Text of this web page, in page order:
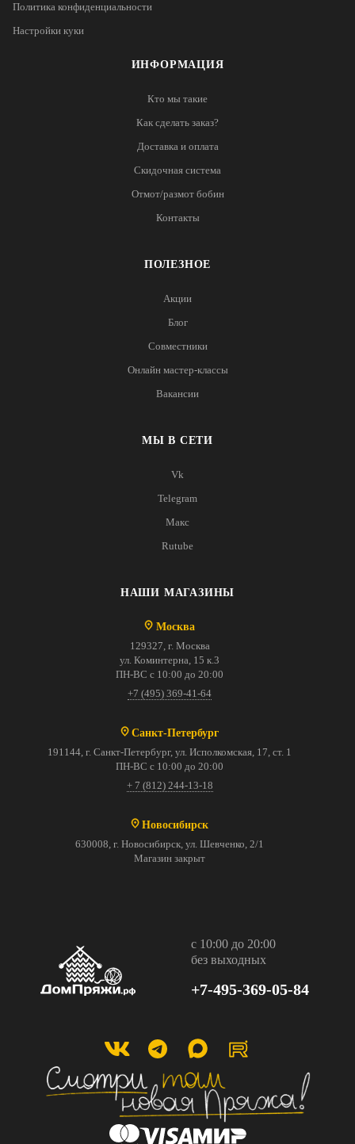
ИНФОРМАЦИЯ
Кто мы такие
Как сделать заказ?
Доставка и оплата
Скидочная система
Отмот/размот бобин
Контакты
ПОЛЕЗНОЕ
Акции
Блог
Совместники
Онлайн мастер-классы
Вакансии
МЫ В СЕТИ
Vk
Telegram
Макс
Rutube
НАШИ МАГАЗИНЫ
Москва
129327, г. Москва
ул. Коминтерна, 15 к.3
ПН-ВС с 10:00 до 20:00
+7 (495) 369-41-64
Санкт-Петербург
191144, г. Санкт-Петербург, ул. Исполкомская, 17, ст. 1
ПН-ВС с 10:00 до 20:00
+ 7 (812) 244-13-18
Новосибирск
630008, г. Новосибирск, ул. Шевченко, 2/1
Магазин закрыт
с 10:00 до 20:00
без выходных
+7-495-369-05-84
Политика конфиденциальности
Настройки куки